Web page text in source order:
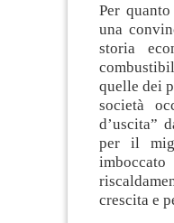
Per
una
storia
quelle dei
società
d’uscita”
per il
crescita e